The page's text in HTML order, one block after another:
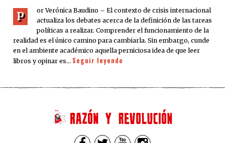
P
or Verónica Baudino – El contexto de crisis internacional
actualiza los debates acerca de la definición de las tareas
políticas a realizar. Comprender el funcionamiento de la
realidad es el único camino para cambiarla. Sin embargo, cunde
en el ambiente académico aquella perniciosa idea de que leer
libros y opinar es… Seguir leyendo